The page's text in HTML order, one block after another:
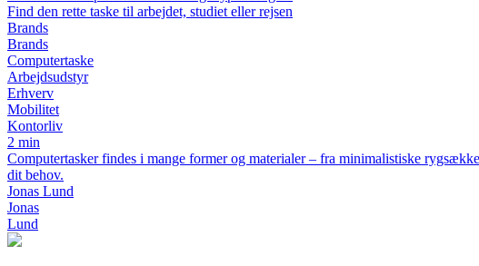
Find den rette taske til arbejdet, studiet eller rejsen
Brands
Brands
Computertaske
Arbejdsudstyr
Erhverv
Mobilitet
Kontorliv
2 min
Computertasker findes i mange former og materialer – fra minimalistiske
dit behov.
Jonas Lund
Jonas
Lund